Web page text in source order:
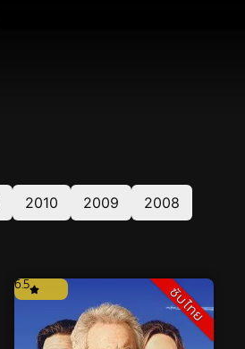
2010 2009
2008
ซับไทย
6.5